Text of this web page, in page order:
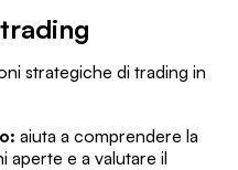
strategiche di trading in
aiuta a comprendere la
aperte e a valutare il